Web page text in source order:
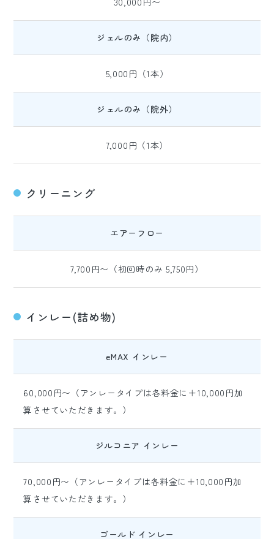
ジェルのみ（院内）
5,000円（1本）
ジェルのみ（院外）
7,000円（1本）
クリーニング
エアーフロー
7,700円〜（初回時のみ 5,750円）
インレー(詰め物)
eMAX インレー
60,000円〜（アンレータイプは各料金に＋10,000円加
算させていただきます。）
ジルコニア インレー
70,000円〜（アンレータイプは各料金に＋10,000円加
算させていただきます。）
ゴールド インレー